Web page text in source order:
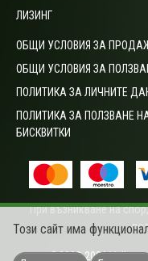
ЛИЗИНГ
ОБЩИ УСЛОВИЯ ЗА
ОБЩИ УСЛОВИЯ ЗА
ПОЛИТИКА ЗА ЛИЧНИТЕ
ПОЛИТИКА ЗА ПОЛЗВАНЕ
БИСКВИТКИ
При възникване на
©2003-2026 Vali
Този сайт има